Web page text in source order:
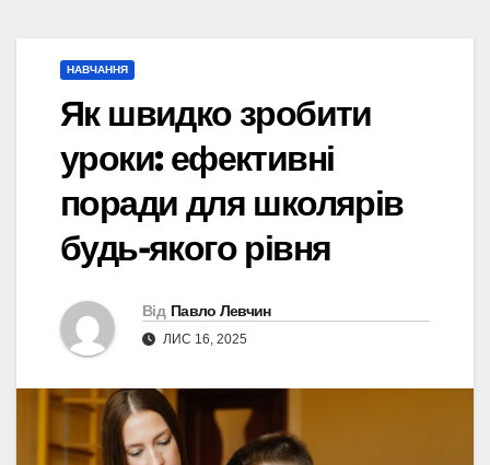
НАВЧАННЯ
Як швидко зробити
уроки: ефективні
поради для школярів
будь-якого рівня
Від Павло Левчин
ЛИС 16, 2025